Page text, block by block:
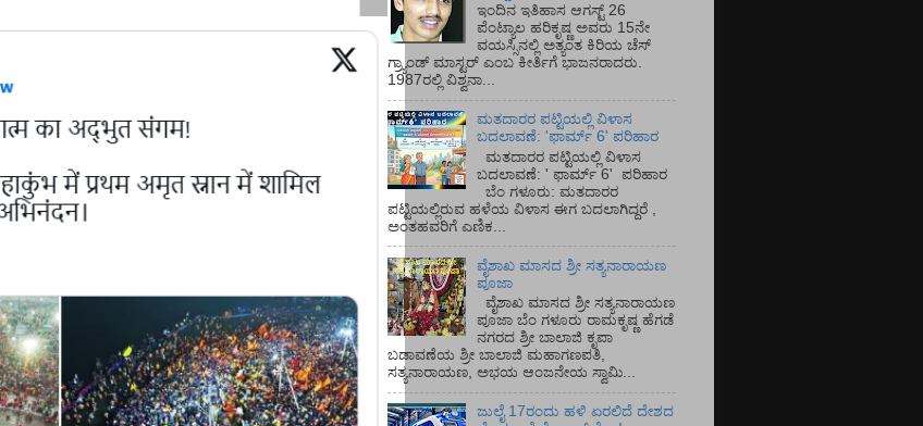
ಇಂದಿನ ಇತಿಹಾಸ ಆಗಸ್ಟ್ 26
ಪೆಂಟ್ಯಾಲ ಹರಿಕೃಷ್ಣ ಅವರು 15ನೇ
ವಯಸ್ಸಿನಲ್ಲಿ ಅತ್ಯಂತ ಕಿರಿಯ ಚೆಸ್
ಗ್ರ್ಯಾಂಡ್ ಮಾಸ್ಟರ್ ಎಂಬ ಕೀರ್ತಿಗೆ ಭಾಜನರಾದರು.
1987ರಲ್ಲಿ ವಿಶ್ವನಾ...
ಮತದಾರರ ಪಟ್ಟಿಯಲ್ಲಿ ವಿಳಾಸ
ಬದಲಾವಣೆ: 'ಫಾರ್ಮ್ 6' ಪರಿಹಾರ
ಮತದಾರರ ಪಟ್ಟಿಯಲ್ಲಿ ವಿಳಾಸ
ಬದಲಾವಣೆ: ' ಫಾರ್ಮ್ 6' ಪರಿಹಾರ
ಬೆಂ ಗಳೂರು: ಮತದಾರರ
ಪಟ್ಟಿಯಲ್ಲಿರುವ ಹಳೆಯ ವಿಳಾಸ ಈಗ ಬದಲಾಗಿದ್ದರೆ ,
ಅಂತಹವರಿಗೆ ಎಣಿಕ...
ವೈಶಾಖ ಮಾಸದ ಶ್ರೀ ಸತ್ಯನಾರಾಯಣ
ಪೂಜಾ
ವೈಶಾಖ ಮಾಸದ ಶ್ರೀ ಸತ್ಯನಾರಾಯಣ
ಪೂಜಾ ಬೆಂ ಗಳೂರು ರಾಮಕೃಷ್ಣ ಹೆಗಡೆ
ನಗರದ ಶ್ರೀ ಬಾಲಾಜಿ ಕೃಪಾ
ಬಡಾವಣೆಯ ಶ್ರೀ ಬಾಲಾಜಿ ಮಹಾಗಣಪತಿ,
ಸತ್ಯನಾರಾಯಣ, ಅಭಯ ಆಂಜನೇಯ ಸ್ವಾಮಿ...
ಜುಲೈ 17ರಂದು ಹಳಿ ಏರಲಿದೆ ದೇಶದ